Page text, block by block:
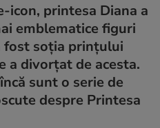
printesa Diana a
emblematice figuri
fost soția prințului
a divorțat de acesta.
sunt o serie de
despre Printesa